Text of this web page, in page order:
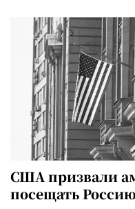
США призвали
посещать